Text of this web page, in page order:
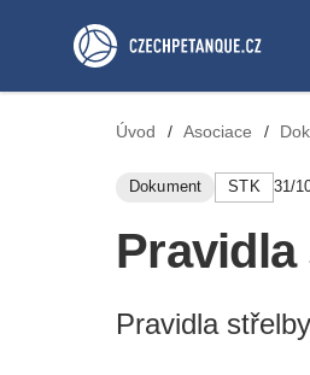
Úvod / Asociace /
Dokument STK 31/
Pravidla